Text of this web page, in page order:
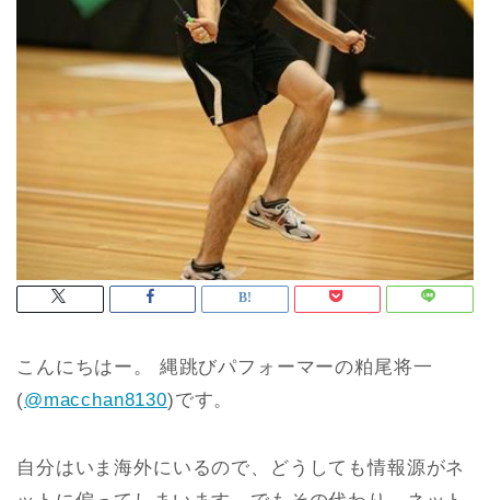
こんにちはー。 縄跳びパフォーマーの粕尾将一
(@macchan8130)です。
自分はいま海外にいるので、どうしても情報源がネ